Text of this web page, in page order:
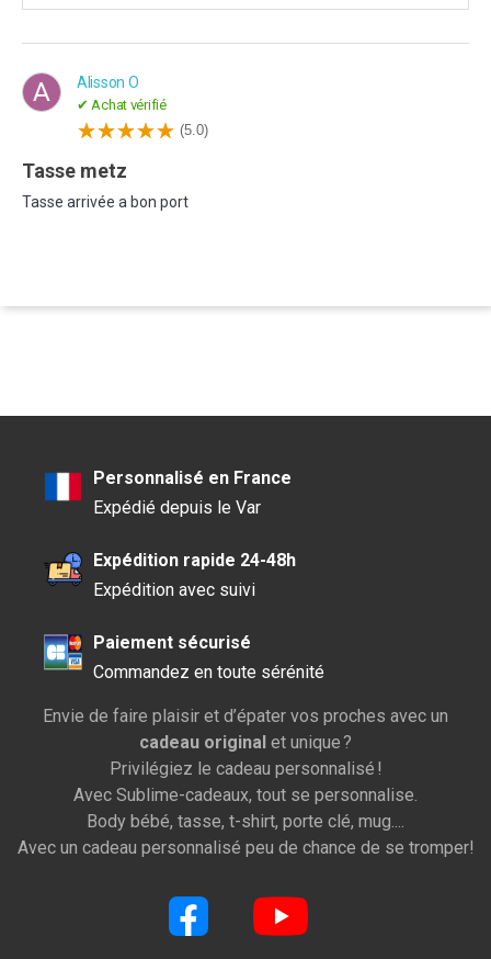
A Alisson O
✔ Achat vérifié
(5.0)
tasse metz
Tasse arrivée a bon port
Personnalisé en France
Expédié depuis le Var
Expédition rapide 24-48h
Expédition avec suivi
Paiement sécurisé
Commandez en toute sérénité
Envie de faire plaisir et d’épater vos proches avec un
cadeau original et unique ?
Privilégiez le cadeau personnalisé !
Avec Sublime-cadeaux, tout se personnalise.
Body bébé, tasse, t-shirt, porte clé, mug....
Avec un cadeau personnalisé peu de chance de se tromper!